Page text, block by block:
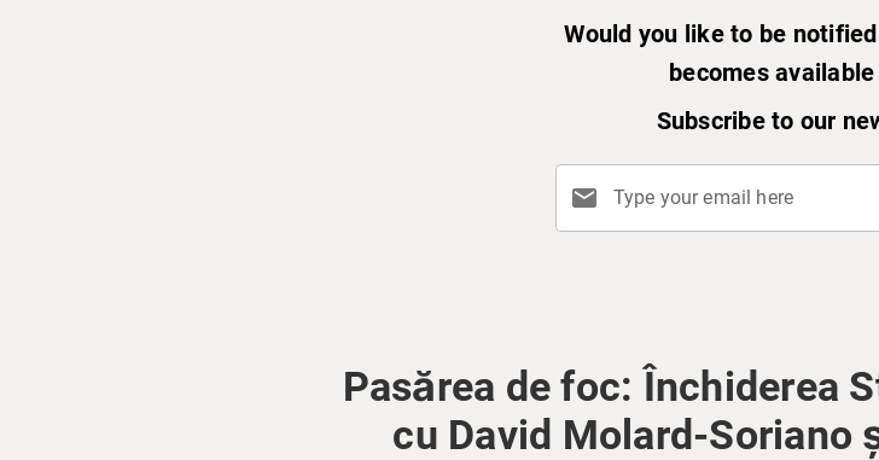
Would you like to be
becomes
Subscribe to our
mail Type your email here
Pasărea de foc: Închiderea
cu David Molard-Soriano